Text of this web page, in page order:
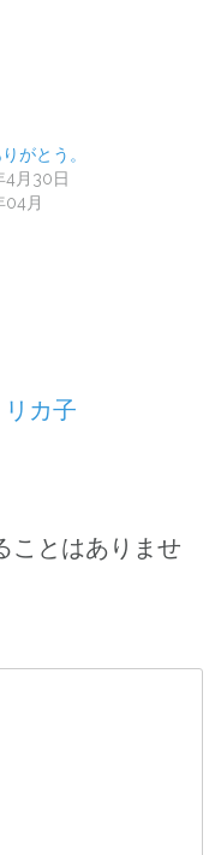
がとう。
4月30日
04月
リカ子
ことはありませ